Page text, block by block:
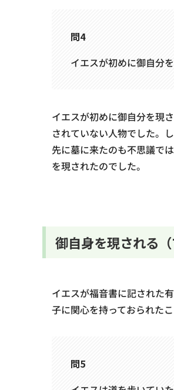
問4
イエスが初めに御自分
イエスが初めに御自分を現
されていない人物でした。
先に墓に来たのも不思議で
を現されたのでした。
御自身を現される
イエスが福音書に記された
子に関心を持っておられた
問5